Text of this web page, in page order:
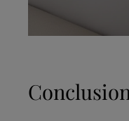
Conclusion